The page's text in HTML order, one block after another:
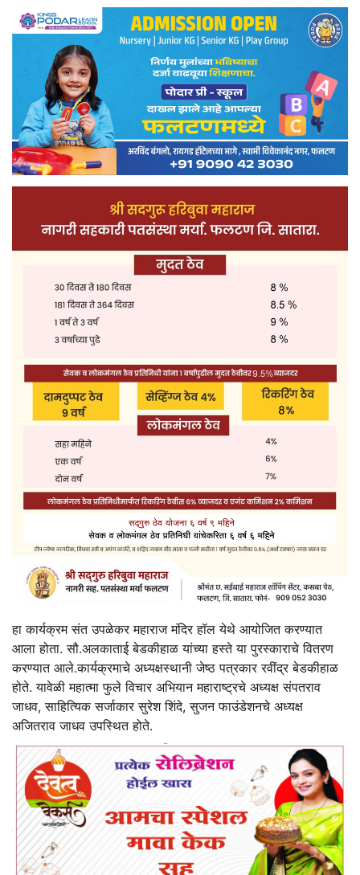
हा कार्यक्रम संत उपळेकर महाराज मंदिर हॉल येथे आयोजित करण्यात
आला होता. सौ.अलकाताई बेडकीहाळ यांच्या हस्ते या पुरस्काराचे वितरण
करण्यात आले.कार्यक्रमाचे अध्यक्षस्थानी जेष्ठ पत्रकार रवींद्र बेडकीहाळ
होते. यावेळी महात्मा फुले विचार अभियान महाराष्ट्रचे अध्यक्ष संपतराव
जाधव, साहित्यिक सर्जाकार सुरेश शिंदे, सुजन फाउंडेशनचे अध्यक्ष
अजितराव जाधव उपस्थित होते.